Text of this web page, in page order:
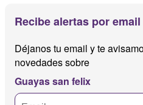
Recibe alertas por email
Déjanos tu email y te
novedades sobre
Guayas san felix